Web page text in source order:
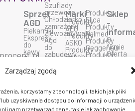
Zarządzaj zgodą
korzystamy z technologii, takich jak pliki
uzyskiwania dostępu do informacji o
nam przetwarzać dane, takie jak zachowanie
Sprzęt
AGD
Piekarniki
Ekspresy
do
kawy
Zmywarki
grzewcze
mikrofalowe
Szuflady
grzewcze
Chłodziarko
zamrażarki
Zlewozmywaki
Agd
do
zabudowy
wolno
stojące
Marki
Produkty
AEG
Produkty
ASKO
Produkty
Bosch
Produkty
Ciarko
Produkty
Produkty
Elica
Produkty
Falmec
Produkty
Geggenau
Produkty
Smeg
Produkty
Wolf
Sklep
-
O
firmie
Oferta
Dostawa
Prawo
do
zwrotu